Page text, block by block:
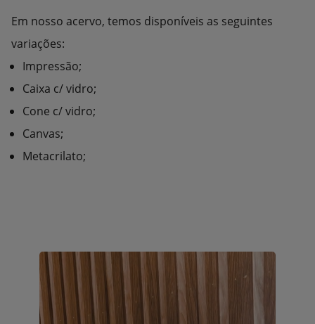
Em nosso acervo, temos disponíveis as seguintes
variações:
Impressão;
Caixa c/ vidro;
Cone c/ vidro;
Canvas;
Metacrilato;